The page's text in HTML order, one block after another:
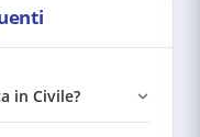
in Civile?